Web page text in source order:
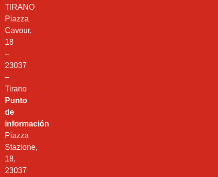
TIRANO
Piazza
Cavour,
18
–
23037
–
Tirano
Punto
de
información
Piazza
Stazione,
18,
23037